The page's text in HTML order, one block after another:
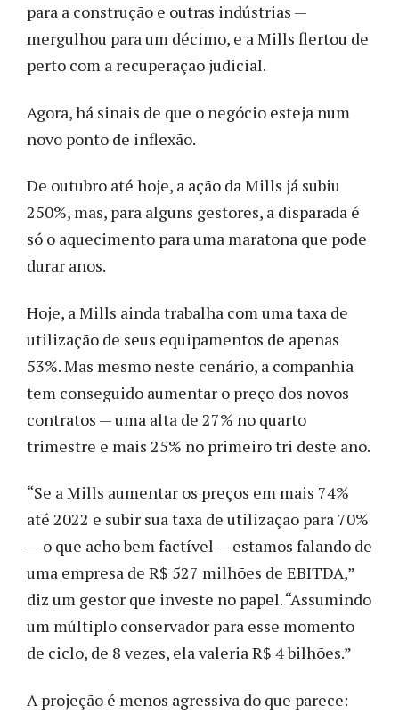
para a construção e outras indústrias —
mergulhou para um décimo, e a Mills flertou de
perto com a recuperação judicial.
Agora, há sinais de que o negócio esteja num
novo ponto de inflexão.
De outubro até hoje, a ação da Mills já subiu
250%, mas, para alguns gestores, a disparada é
só o aquecimento para uma maratona que pode
durar anos.
Hoje, a Mills ainda trabalha com uma taxa de
utilização de seus equipamentos de apenas
53%. Mas mesmo neste cenário, a companhia
tem conseguido aumentar o preço dos novos
contratos — uma alta de 27% no quarto
trimestre e mais 25% no primeiro tri deste ano.
“Se a Mills aumentar os preços em mais 74%
até 2022 e subir sua taxa de utilização para 70%
— o que acho bem factível — estamos falando de
uma empresa de R$ 527 milhões de EBITDA,”
diz um gestor que investe no papel. “Assumindo
um múltiplo conservador para esse momento
de ciclo, de 8 vezes, ela valeria R$ 4 bilhões.”
A projeção é menos agressiva do que parece: